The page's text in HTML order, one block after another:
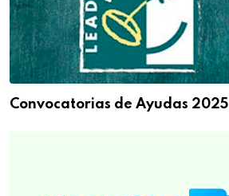
Convocatorias de Ayudas 2025